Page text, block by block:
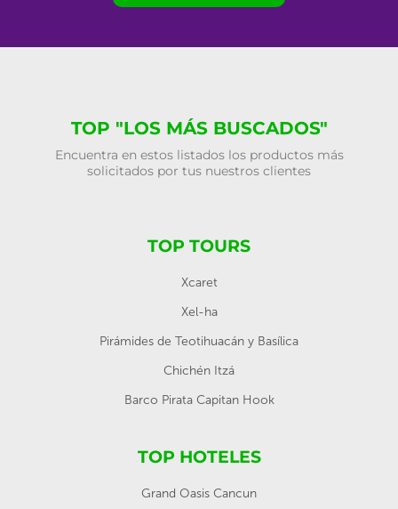
TOP "LOS MÁS BUSCADOS"
Encuentra en estos listados los productos más
solicitados por tus nuestros clientes
TOP TOURS
Xcaret
Xel-ha
Pirámides de Teotihuacán y Basílica
Chichén Itzá
Barco Pirata Capitan Hook
TOP HOTELES
Grand Oasis Cancun